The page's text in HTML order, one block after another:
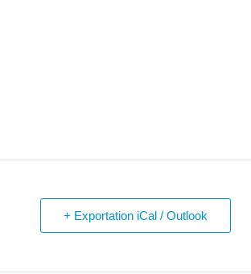
+ Exportation iCal / Outlook